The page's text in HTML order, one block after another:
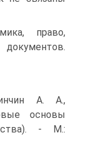
право,
А. А.,
основы
- M.: